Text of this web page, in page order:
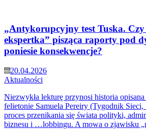
„Antykorupcyjny test Tuska. Czy
ekspertka” pisząca raporty pod
poniesie konsekwencje?
20.04.2026
Aktualności
Niezwykła lekturę przynosi historia
felietonie Samuela Pereiry (Tygodnik
proces przenikania się świata polityki,
biznesu i …lobbingu. A mowa o zjawisku